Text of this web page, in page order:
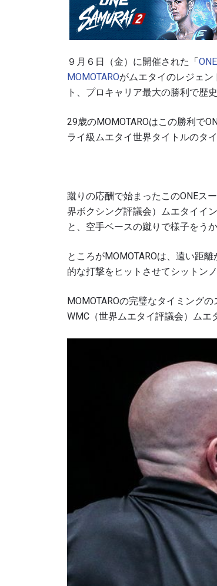
９月６日（金）に開催された「
MOMOTAROがムエタイのレジェン
ト、プロキャリア最大の勝利で歴
29歳のMOMOTAROはこの勝利で
ライ級ムエタイ世界タイトルのタ
蹴りの応酬で始まったこのONEス
界ボクシング評議会）ムエタイイ
と、空手ベースの蹴りで様子をうか
ところがMOMOTAROは、遠い距
的な打撃をヒットさせてシットン
MOMOTAROの完璧なタイミング
WMC（世界ムエタイ評議会）ムエ